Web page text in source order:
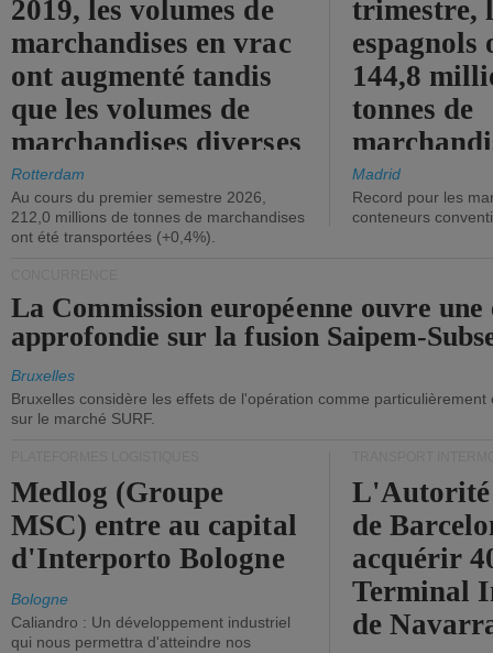
2019, les volumes de
marchandises en vrac
ont augmenté tandis
que les volumes de
marchandises diverses
ont diminué.
Rotterdam
Au cours du premier semestre 2026,
212,0 millions de tonnes de marchandises
ont été transportées (+0,4%).
trimestre,
144,8
tonnes de
(+2,9%).
Madrid
Record pour les
conteneurs
La Commission européenne ouvre une
approfondie sur la fusion Saipem-
Bruxelles
Bruxelles considère les effets de l'opération comme
sur le marché SURF.
Medlog (Groupe
MSC) entre au capital
d'Interporto Bologne
Bologne
Caliandro : Un développement industriel
qui nous permettra d'atteindre nos
de
acquérir
Terminal
de